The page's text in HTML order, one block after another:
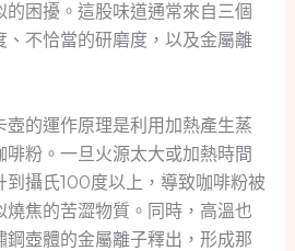
困擾。這股味道通常來自三個
、不恰當的研磨度，以及金屬離
壺的運作原理是利用加熱產生蒸
粉。一旦火源太大或加熱時間
到攝氏100度以上，導致咖啡粉被
燒焦的苦澀物質。同時，高溫也
鋼壺體的金屬離子釋出，形成那